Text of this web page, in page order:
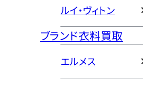
ルイ・ヴィトン
ブランド衣料買取
エルメス